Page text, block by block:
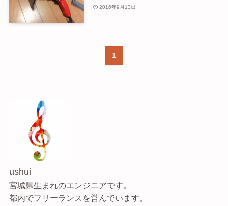
2016年9月13日
1
ushui
宮城県生まれのエンジニアです。
都内でフリーランスを営んでいます。